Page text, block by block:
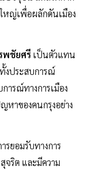
หญ่เพื่อผลักดันเมือง
พชัยศรี เป็นตัวแทน
งประสบการณ์
ารณ์ทางการเมือง
หาของคนกรุงอย่าง
รยอมรับทางการ
จริต และมีความ